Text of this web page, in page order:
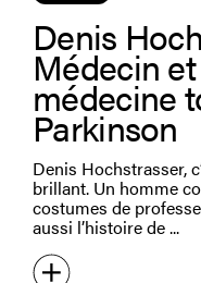
Denis
Médecin
médecine
Parkinson
Denis Hochstrasser,
brillant. Un homme
costumes de
aussi l’histoire de